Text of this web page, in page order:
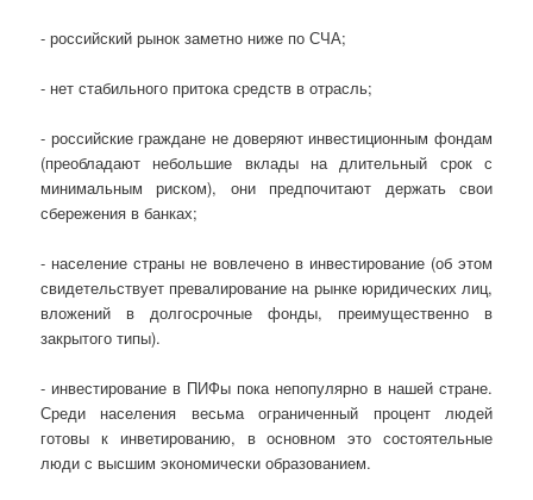
- российский рынок заметно ниже по СЧА;
- нет стабильного притока средств в отрасль;
- российские граждане не доверяют инвестиционным фондам
(преобладают небольшие вклады на длительный срок с
минимальным риском), они предпочитают держать свои
сбережения в банках;
- население страны не вовлечено в инвестирование (об этом
свидетельствует превалирование на рынке юридических лиц,
вложений в долгосрочные фонды, преимущественно в
закрытого типы).
- инвестирование в ПИФы пока непопулярно в нашей стране.
Среди населения весьма ограниченный процент людей
готовы к инветированию, в основном это состоятельные
люди с высшим экономически образованием.